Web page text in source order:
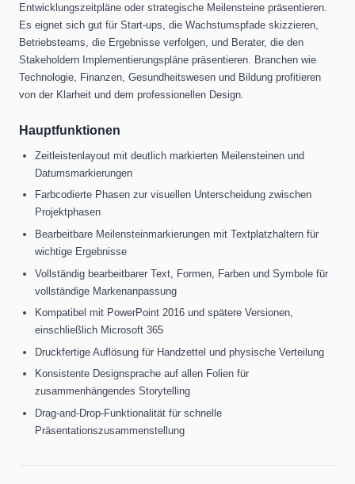
Entwicklungszeitpläne oder strategische Meilensteine ​​präsentieren.
Es eignet sich gut für Start-ups, die Wachstumspfade skizzieren,
Betriebsteams, die Ergebnisse verfolgen, und Berater, die den
Stakeholdern Implementierungspläne präsentieren. Branchen wie
Technologie, Finanzen, Gesundheitswesen und Bildung profitieren
von der Klarheit und dem professionellen Design.
Hauptfunktionen
Zeitleistenlayout mit deutlich markierten Meilensteinen und
Datumsmarkierungen
Farbcodierte Phasen zur visuellen Unterscheidung zwischen
Projektphasen
Bearbeitbare Meilensteinmarkierungen mit Textplatzhaltern für
wichtige Ergebnisse
Vollständig bearbeitbarer Text, Formen, Farben und Symbole für
vollständige Markenanpassung
Kompatibel mit PowerPoint 2016 und spätere Versionen,
einschließlich Microsoft 365
Druckfertige Auflösung für Handzettel und physische Verteilung
Konsistente Designsprache auf allen Folien für
zusammenhängendes Storytelling
Drag-and-Drop-Funktionalität für schnelle
Präsentationszusammenstellung